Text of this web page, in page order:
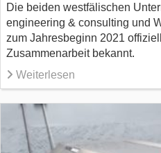
Die beiden westfälischen
engineering & consulting und
zum Jahresbeginn 2021
Zusammenarbeit bekannt.
Weiterlesen